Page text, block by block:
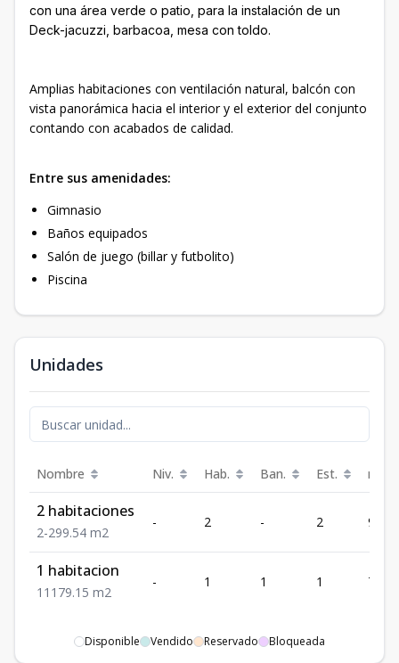
con una área verde o patio, para la instalación de un
Deck-jacuzzi, barbacoa, mesa con toldo.
Amplias habitaciones con ventilación natural, balcón con
vista panorámica hacia el interior y el exterior del conjunto
contando con acabados de calidad.
Entre sus amenidades:
Gimnasio
Baños equipados
Salón de juego (billar y futbolito)
Piscina
Unidades
Nombre Niv. Hab. Ban. Est. m²
2 habitaciones
2-299.54 m2
- 2 - 2 99.54
1 habitacion
1 1 1 79.15 m2
- 1 1 1 79.15
Disponible Vendido Reservado Bloqueada